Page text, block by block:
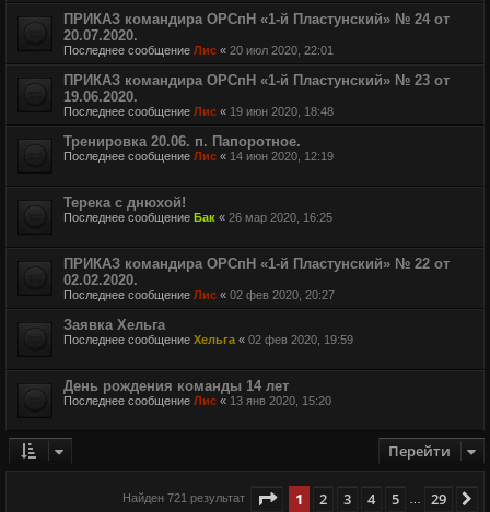
ПРИКАЗ командира ОРСпН «1-й Пластунский» № 24 от
20.07.2020.
Последнее сообщение Лис « 20 июл 2020, 22:01
ПРИКАЗ командира ОРСпН «1-й Пластунский» № 23 от
19.06.2020.
Последнее сообщение Лис « 19 июн 2020, 18:48
Тренировка 20.06. п. Папоротное.
Последнее сообщение Лис « 14 июн 2020, 12:19
Терека с днюхой!
Последнее сообщение Бак « 26 мар 2020, 16:25
ПРИКАЗ командира ОРСпН «1-й Пластунский» № 22 от
02.02.2020.
Последнее сообщение Лис « 02 фев 2020, 20:27
Заявка Хельга
Последнее сообщение Хельга « 02 фев 2020, 19:59
День рождения команды 14 лет
Последнее сообщение Лис « 13 янв 2020, 15:20
Перейти
Найден 721 результат Страница из 29
1 2 3 4 5 29